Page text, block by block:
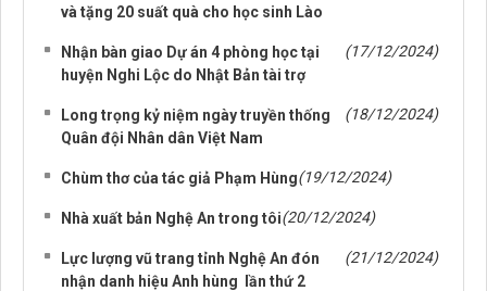
và tặng 20 suất quà cho học sinh Lào
Nhận bàn giao Dự án 4 phòng học tại
huyện Nghi Lộc do Nhật Bản tài trợ
(17/12/2024)
Long trọng kỷ niệm ngày truyền thống
Quân đội Nhân dân Việt Nam
(18/12/2024)
Chùm thơ của tác giả Phạm Hùng(19/12/2024)
Nhà xuất bản Nghệ An trong tôi(20/12/2024)
Lực lượng vũ trang tỉnh Nghệ An đón
nhận danh hiệu Anh hùng lần thứ 2
(21/12/2024)